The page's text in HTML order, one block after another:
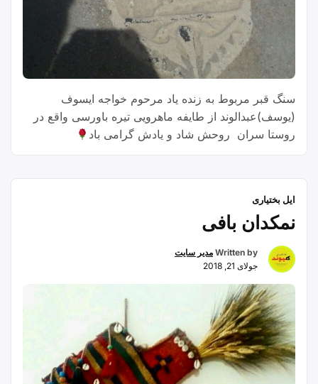
سنگ قبر مربوط به زنده یاد مرحوم خواجه ایسوف
(یوسف)عبدالوند از طایفه ماهرویی تیره باورسی واقع در
روستا سران روحش شاد و یادش گرامی باد
ایل بختیاری
نمکدان بافی
Written by مدیر سایت
جولای 21, 2018